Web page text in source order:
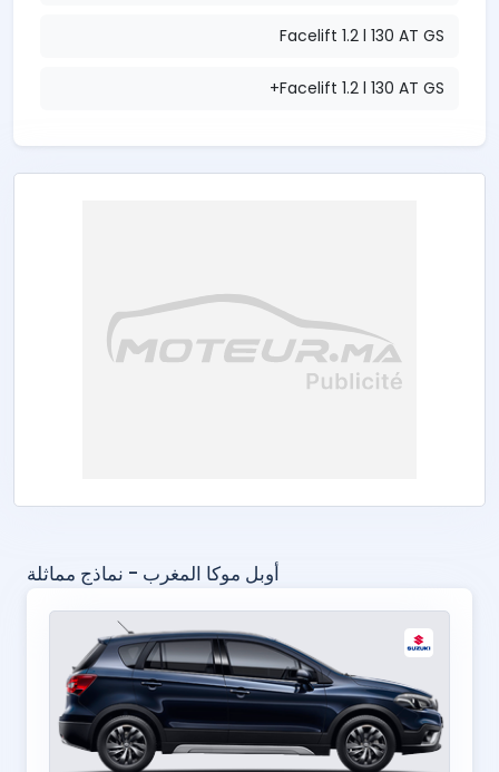
Facelift 1.2 l 130 AT GS
Facelift 1.2 l 130 AT GS+
أوبل موكا المغرب - نماذج مماثلة